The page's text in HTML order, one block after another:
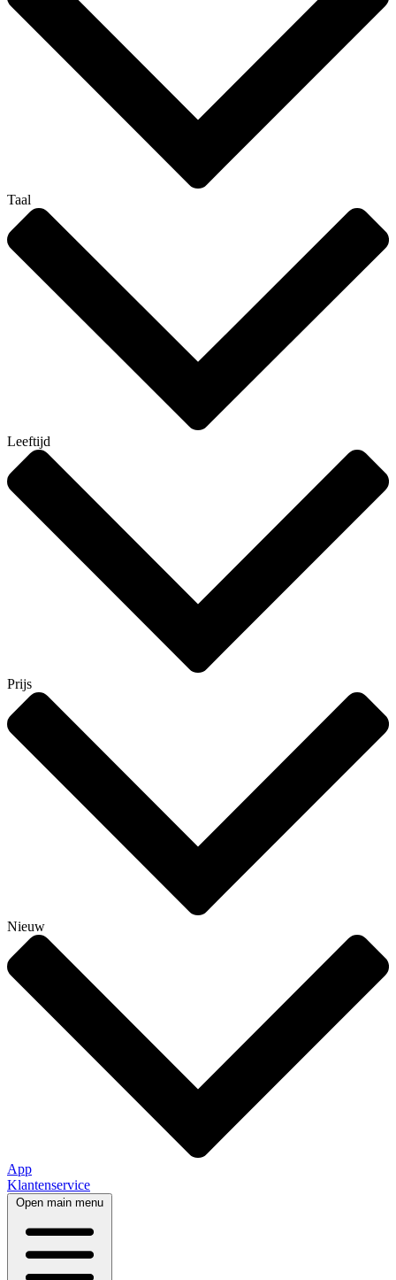
Taal
Leeftijd
Prijs
Nieuw
App
Klantenservice
Open main menu